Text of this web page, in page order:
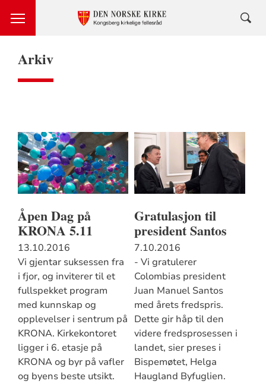
Arkiv
Åpen Dag på
KRONA 5.11
13.10.2016
Vi gjentar suksessen fra
i fjor, og inviterer til et
fullspekket program
med kunnskap og
opplevelser i sentrum på
KRONA. Kirkekontoret
ligger i 6. etasje på
KRONA og byr på vafler
og byens beste utsikt.
Gratulasjon til
president Santos
7.10.2016
- Vi gratulerer
Colombias president
Juan Manuel Santos
med årets fredspris.
Dette gir håp til den
videre fredsprosessen i
landet, sier preses i
Bispemøtet, Helga
Haugland Byfuglien.